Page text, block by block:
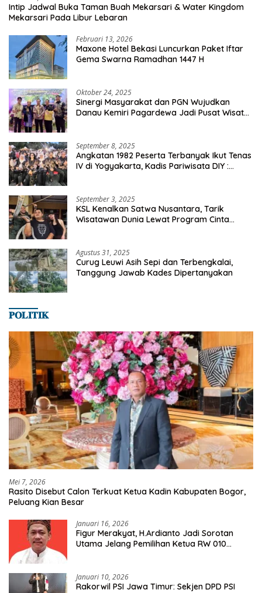
Intip Jadwal Buka Taman Buah Mekarsari & Water Kingdom
Mekarsari Pada Libur Lebaran
Februari 13, 2026
Maxone Hotel Bekasi Luncurkan Paket Iftar
Gema Swarna Ramadhan 1447 H
Oktober 24, 2025
Sinergi Masyarakat dan PGN Wujudkan
Danau Kemiri Pagardewa Jadi Pusat Wisata
September 8, 2025
Angkatan 1982 Peserta Terbanyak Ikut Tenas
IV di Yogyakarta, Kadis Pariwisata DIY :
September 3, 2025
KSL Kenalkan Satwa Nusantara, Tarik
Wisatawan Dunia Lewat Program Cinta
Agustus 31, 2025
Curug Leuwi Asih Sepi dan Terbengkalai,
Tanggung Jawab Kades Dipertanyakan
𝐏𝐎𝐋𝐈𝐓𝐈𝐊
Mei 7, 2026
Rasito Disebut Calon Terkuat Ketua Kadin Kabupaten Bogor,
Peluang Kian Besar
Januari 16, 2026
Figur Merakyat, H.Ardianto Jadi Sorotan
Utama Jelang Pemilihan Ketua RW 010
Januari 10, 2026
Rakorwil PSI Jawa Timur: Sekjen DPD PSI